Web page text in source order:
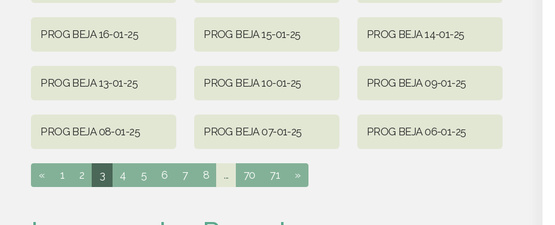
PROG BEJA 16-01-25 PROG BEJA 15-01-25 PROG BEJA 14-01-25
PROG BEJA 13-01-25 PROG BEJA 10-01-25 PROG BEJA 09-01-25
PROG BEJA 08-01-25 PROG BEJA 07-01-25 PROG BEJA 06-01-25
« 1 2 3 4 5 6 7 8 ... 70 71 »